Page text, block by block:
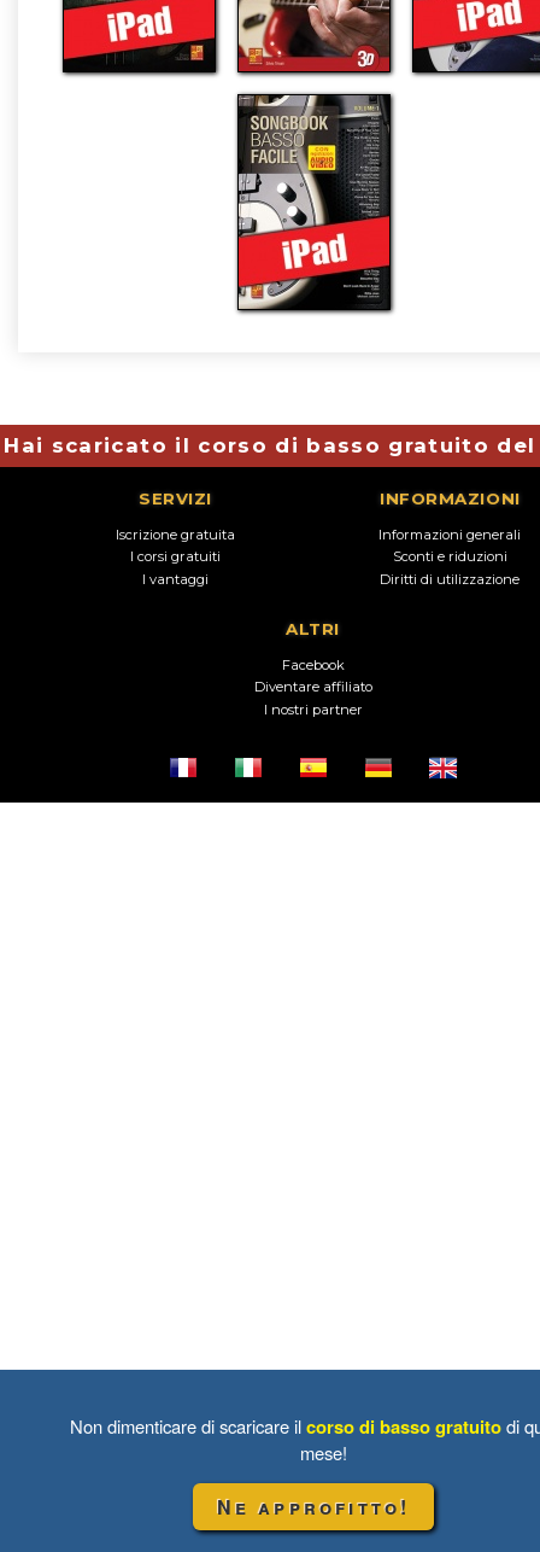
Hai scaricato il corso di basso gratuito del
SERVIZI
Iscrizione gratuita
I corsi gratuiti
I vantaggi
INFORMAZIONI
Informazioni generali
Sconti e riduzioni
Diritti di utilizzazione
ALTRI
Facebook
Diventare affiliato
I nostri partner
Non dimenticare di scaricare ilcorso di basso gratuitodi
mese!
Ne approfitto!